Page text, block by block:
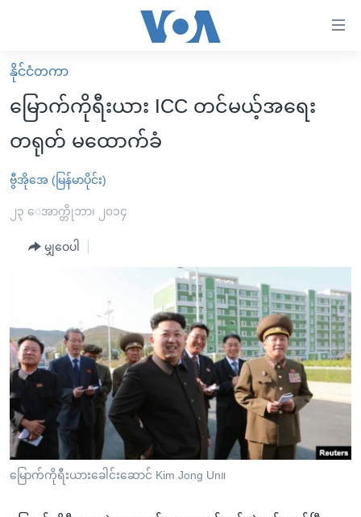
လွယ်ကူ
စေ
များ
ပင်မ
ပင်မ
အ
စာမျက်နှာ
သို့
ကျော်
ကြည့်
မူလစာမျက်နှာ
မြန်မာ
ကမ္ဘာ့သတင်းများ
နိုင်ငံတကာ
အစ္စရေး-ပါလက်စတိုင်း
ဗွီဒီယို
အင်္ဂလိပ်စာလေ့လာမယ်
မကြေးမုံရဲ့ အင်္ဂလိပ်စာ
ရုပ်ရှင်ထဲက အင်္ဂလိပ်စာ
သုတပဒေသာ အင်္ဂလိပ်စာ
တီဗွီ
ရေဒီယိုနှင့်ရုပ်သံ အချက်အလက်များ
ရေဒီယို/တီဗွီအစီအစဉ်
Learning English
ဗွီအိုအေ လူမှုကွန်ယက်များ
ဘာသာစကားများ
နိုင်ငံတကာ
မြောက်ကိုရီးယား ICC တင်မယ့်အရေး
တရုတ် မထောက်ခံ
ဗွီအိုအေ (မြန်မာပိုင်း)
၂၃ ေအာက္တိုဘာ၊ ၂၀၁၄
မျှဝေပါ
မြောက်ကိုရီးယားခေါင်းဆောင် Kim Jong Un။